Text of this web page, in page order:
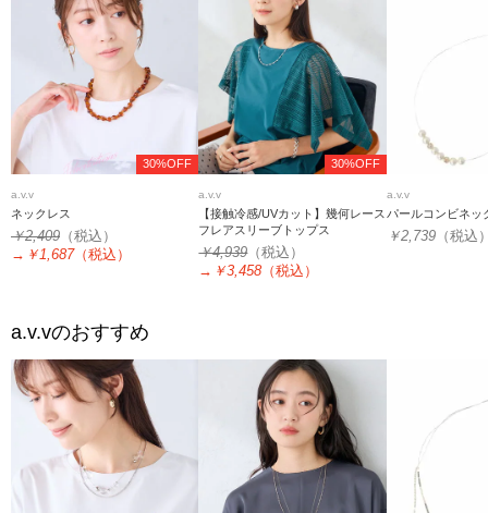
30%OFF
a.v.v
ネックレス
￥2,409 （税込）
→ ￥1,687（税込）
30%OFF
a.v.v
【接触冷感/UVカット】幾何レース
フレアスリーブトップス
￥4,939（税込）
→ ￥3,458 （税込）
a.v.v
パールコンビネッ
￥2,739（税込
a.v.vのおすすめ